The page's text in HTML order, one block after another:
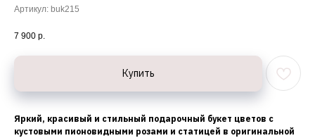
Артикул: buk215
7 900 р.
Купить
Яркий, красивый и стильный подарочный букет цветов с
кустовыми пионовидными розами и статицей в оригинальной